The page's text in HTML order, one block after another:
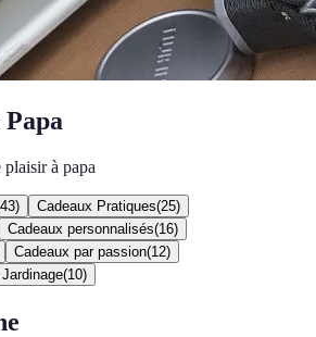
Papa
à papa
43) Cadeaux Pratiques(25)
Cadeaux personnalisés(16)
Cadeaux par passion(12)
Jardinage(10)